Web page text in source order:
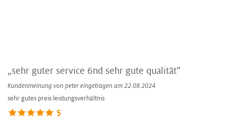
„sehr guter service 6nd sehr gute qualität”
Kundenmeinung von petereingetragen am 22.08.2024
sehr gutes preis leistungsverhältnis
5